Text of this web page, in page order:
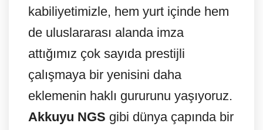
kabiliyetimizle, hem yurt içinde hem
de uluslararası alanda imza
attığımız çok sayıda prestijli
çalışmaya bir yenisini daha
eklemenin haklı gururunu yaşıyoruz.
Akkuyu NGS gibi dünya çapında bir